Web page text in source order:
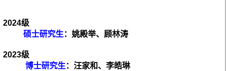
2024级
硕士研究生：姚殿举、顾林涛
2023级
博士研究生： 汪家和、李皓琳